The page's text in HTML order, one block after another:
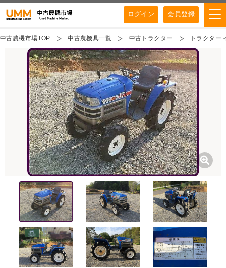
ログイン 会員登録
中古農機市場TOP 中古農機具一覧 中古トラクター トラクター